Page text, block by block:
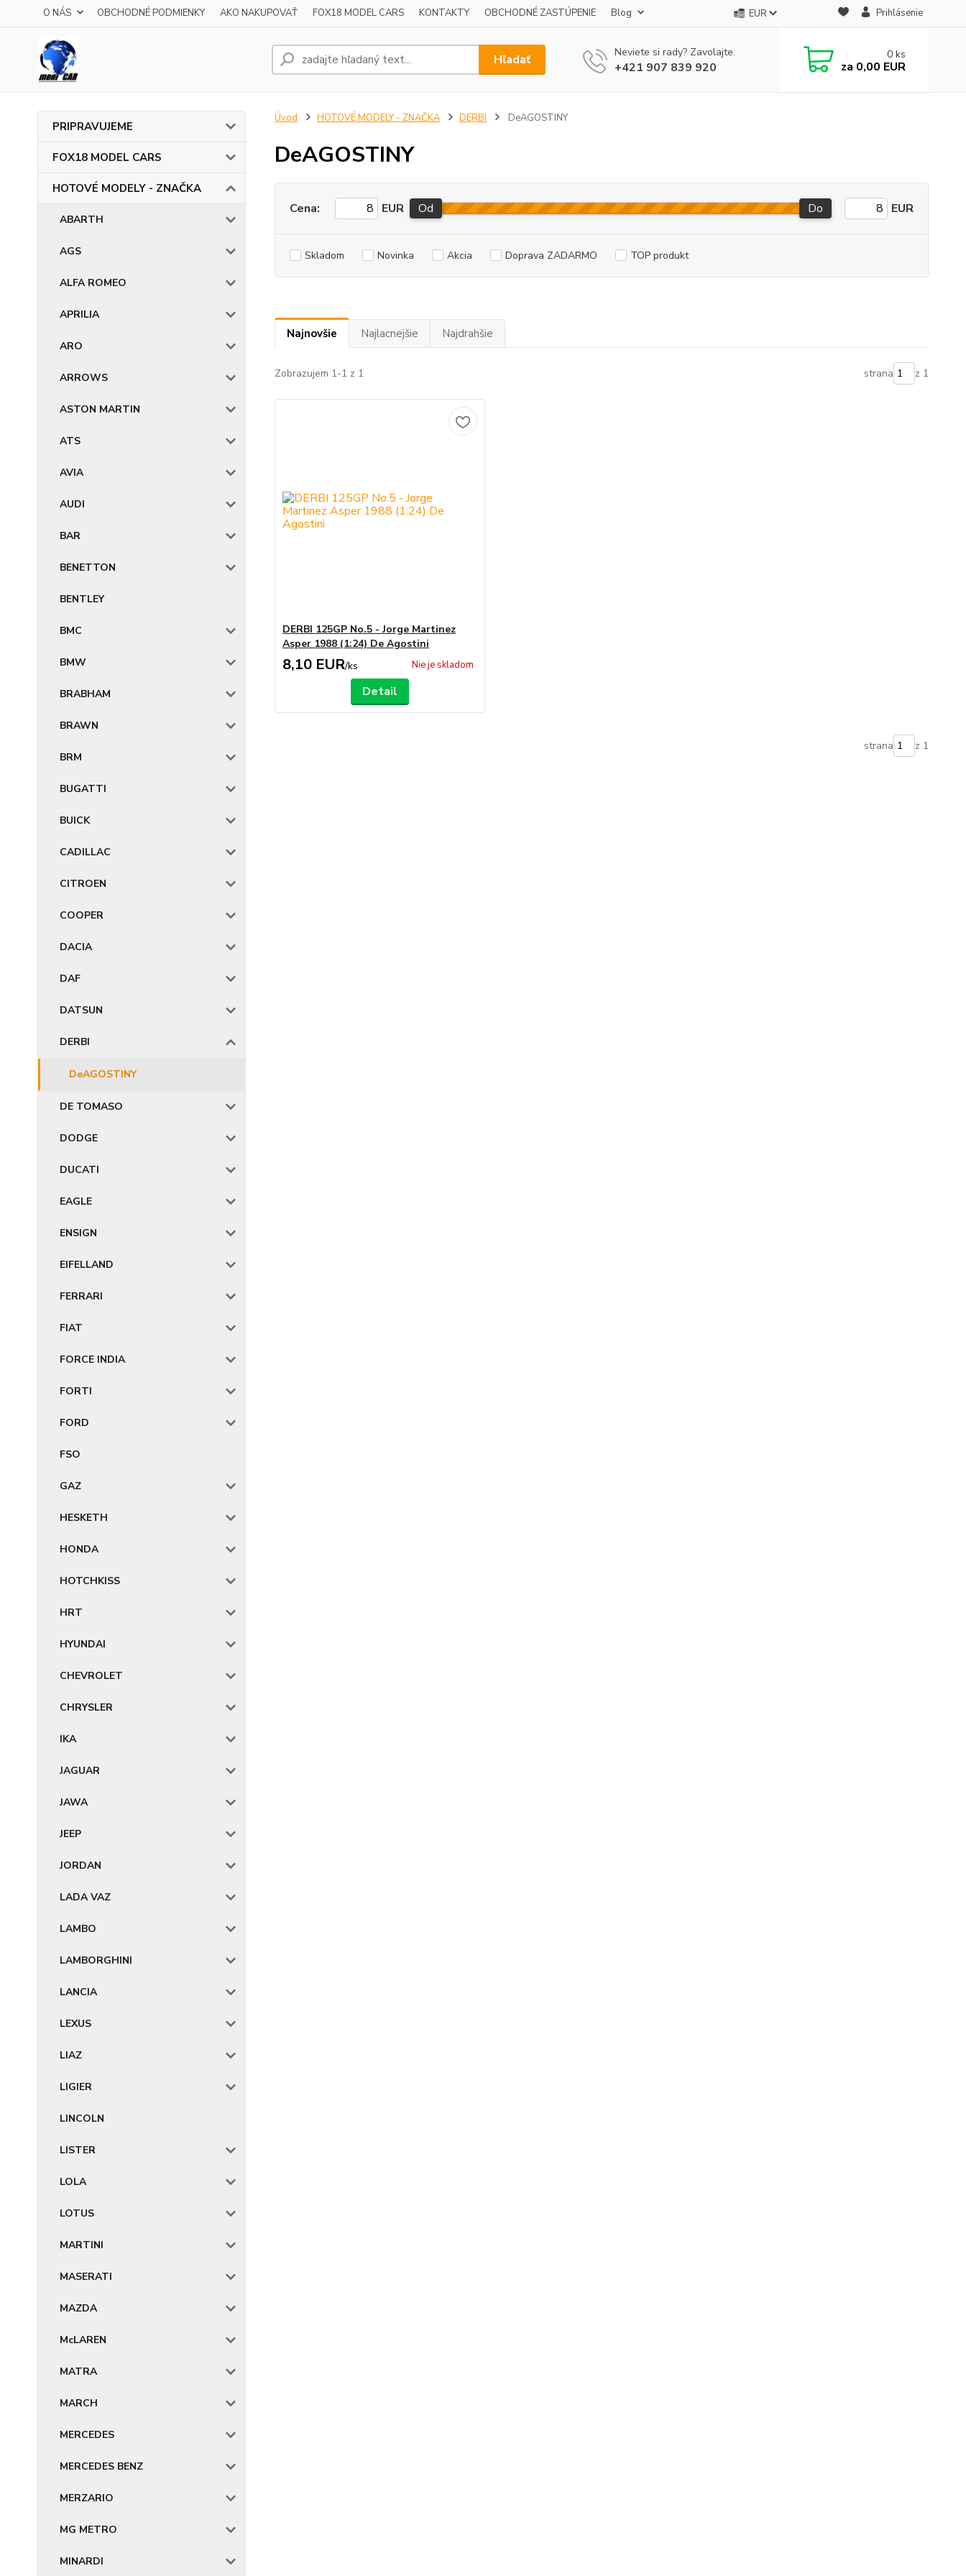
O NÁS OBCHODNÉ PODMIENKY AKO NAKUPOVAŤ FOX18 MODEL CARS KONTAKTY OBCHODNÉ ZASTÚPENIE Blog EUR Prihlásenie
Hľadať Neviete si rady? Zavolajte.
+421 907 839 920
0 ks
za 0,00 EUR
PRIPRAVUJEME
FOX18 MODEL CARS
HOTOVÉ MODELY - ZNAČKA
ABARTH
AGS
ALFA ROMEO
APRILIA
ARO
ARROWS
ASTON MARTIN
ATS
AVIA
AUDI
BAR
BENETTON
BENTLEY
BMC
BMW
BRABHAM
BRAWN
BRM
BUGATTI
BUICK
CADILLAC
CITROEN
COOPER
DACIA
DAF
DATSUN
DERBI
DeAGOSTINY
DE TOMASO
DODGE
DUCATI
EAGLE
ENSIGN
EIFELLAND
FERRARI
FIAT
FORCE INDIA
FORTI
FORD
FSO
GAZ
HESKETH
HONDA
HOTCHKISS
HRT
HYUNDAI
CHEVROLET
CHRYSLER
IKA
JAGUAR
JAWA
JEEP
JORDAN
LADA VAZ
LAMBO
LAMBORGHINI
LANCIA
LEXUS
LIAZ
LIGIER
LINCOLN
LISTER
LOLA
LOTUS
MARTINI
MASERATI
MAZDA
McLAREN
MATRA
MARCH
MERCEDES
MERCEDES BENZ
MERZARIO
MG METRO
MINARDI
Úvod HOTOVÉ MODELY - ZNAČKA DERBI DeAGOSTINY
DeAGOSTINY
Cena: EUR Od Do EUR
Skladom Novinka Akcia Doprava ZADARMO TOP produkt
Najnovšie Najlacnejšie Najdrahšie
Zobrazujem 1-1 z 1 strana z 1
DERBI 125GP No.5 - Jorge Martinez
Asper 1988 (1:24) De Agostini
8,10 EUR/ks Nie je skladom
Detail
strana z 1